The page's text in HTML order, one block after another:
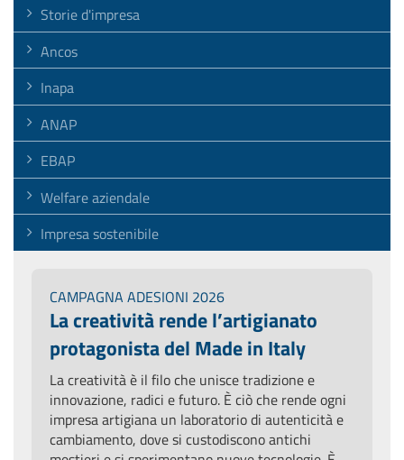
Storie d'impresa
Ancos
Inapa
ANAP
EBAP
Welfare aziendale
Impresa sostenibile
CAMPAGNA ADESIONI 2026
La creatività rende l’artigianato
protagonista del Made in Italy
La creatività è il filo che unisce tradizione e
innovazione, radici e futuro. È ciò che rende ogni
impresa artigiana un laboratorio di autenticità e
cambiamento, dove si custodiscono antichi